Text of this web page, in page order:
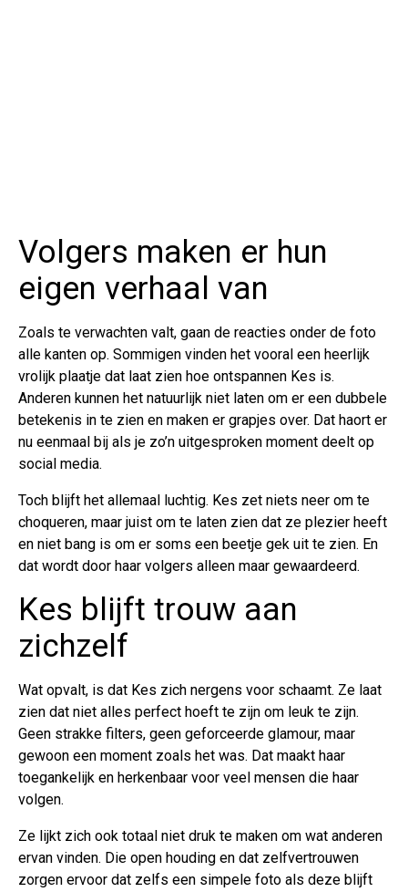
Volgers maken er hun
eigen verhaal van
Zoals te verwachten valt, gaan de reacties onder de foto
alle kanten op. Sommigen vinden het vooral een heerlijk
vrolijk plaatje dat laat zien hoe ontspannen Kes is.
Anderen kunnen het natuurlijk niet laten om er een dubbele
betekenis in te zien en maken er grapjes over. Dat haort er
nu eenmaal bij als je zo’n uitgesproken moment deelt op
social media.
Toch blijft het allemaal luchtig. Kes zet niets neer om te
choqueren, maar juist om te laten zien dat ze plezier heeft
en niet bang is om er soms een beetje gek uit te zien. En
dat wordt door haar volgers alleen maar gewaardeerd.
Kes blijft trouw aan
zichzelf
Wat opvalt, is dat Kes zich nergens voor schaamt. Ze laat
zien dat niet alles perfect hoeft te zijn om leuk te zijn.
Geen strakke filters, geen geforceerde glamour, maar
gewoon een moment zoals het was. Dat maakt haar
toegankelijk en herkenbaar voor veel mensen die haar
volgen.
Ze lijkt zich ook totaal niet druk te maken om wat anderen
ervan vinden. Die open houding en dat zelfvertrouwen
zorgen ervoor dat zelfs een simpele foto als deze blijft